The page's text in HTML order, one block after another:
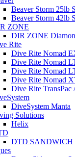
Beaver Storm 25lb
Beaver Storm 42lb
ZONE
DIR ZONE
Rite
Dive Rite Nomad
Dive Rite Nomad
Dive Rite Nomad
Dive Rite Nomad
Dive Rite TransPac
DiveSystem Manta
Solutions
Helix
DTD SANDWICH